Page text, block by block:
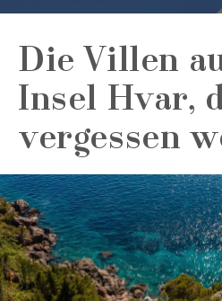
Die Villen
Insel Hvar,
vergessen